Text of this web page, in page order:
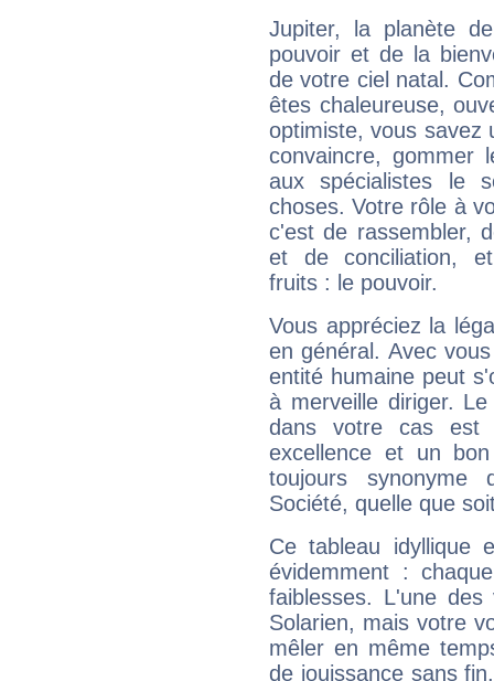
Jupiter, la planète
pouvoir et de la
de votre ciel natal.
êtes chaleureuse,
optimiste, vous savez
convaincre, gommer
aux spécialistes le
choses. Votre rôle à
c'est de rassembler,
et de conciliation,
fruits : le pouvoir.
Vous appréciez la
en général. Avec
entité humaine peut
à merveille diriger.
dans votre cas est
excellence et un
toujours synonyme
Société, quelle que
Ce tableau idyllique
évidemment :
faiblesses. L'une
Solarien, mais votre
mêler en même
de jouissance sans